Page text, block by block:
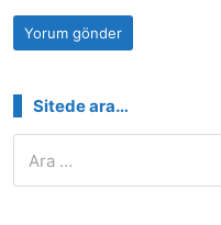
Sitede ara…